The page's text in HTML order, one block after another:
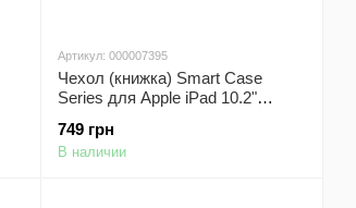
Артикул: 000007395
Чехол (книжка) Smart Case
Series для Apple iPad 10.2"
(Зеленый / Pine green)
749 грн
В наличии